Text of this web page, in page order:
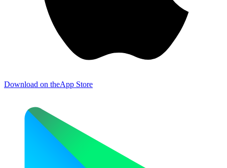
Download on theApp Store